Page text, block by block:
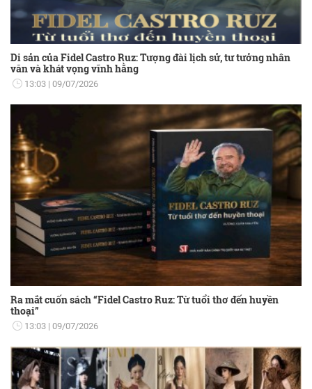
Di sản của Fidel Castro Ruz: Tượng đài lịch sử, tư tưởng nhân
văn và khát vọng vĩnh hằng
13:03 09/07/2026
Ra mắt cuốn sách “Fidel Castro Ruz: Từ tuổi thơ đến huyền
thoại”
13:03 09/07/2026